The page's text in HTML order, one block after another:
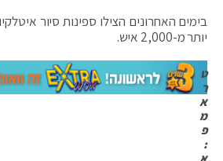
בימים האחרונים הצילו ספינות סיור
יותר מ-2,000 איש.
ט
ר
א
מ
פ
: